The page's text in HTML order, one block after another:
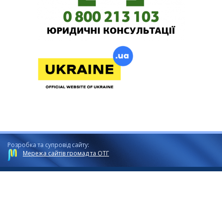
Розробка та супровід сайту:
Мережа сайтів громад та ОТГ